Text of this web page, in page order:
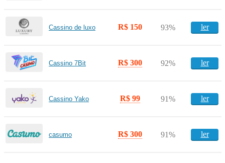
Cassino de luxo R$ 150 93% ler
Cassino 7Bit R$ 300 92% ler
Cassino Yako R$ 99 91% ler
casumo R$ 300 91% ler